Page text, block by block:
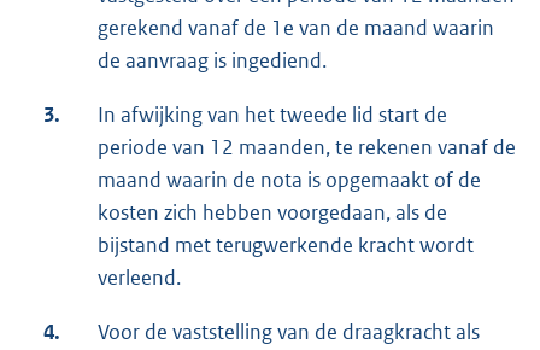
gerekend vanaf de 1e van de maand waarin
de aanvraag is ingediend.
3.
In afwijking van het tweede lid start de
periode van 12 maanden, te rekenen vanaf de
maand waarin de nota is opgemaakt of de
kosten zich hebben voorgedaan, als de
bijstand met terugwerkende kracht wordt
verleend.
4.
Voor de vaststelling van de draagkracht als